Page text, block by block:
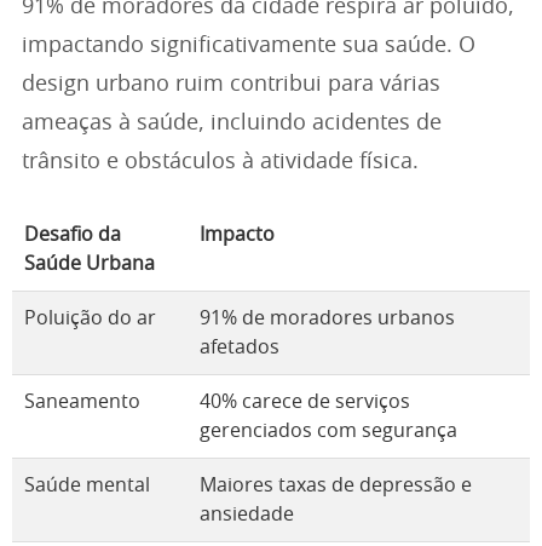
91% de moradores da cidade respira ar poluído,
impactando significativamente sua saúde. O
design urbano ruim contribui para várias
ameaças à saúde, incluindo acidentes de
trânsito e obstáculos à atividade física.
Desafio da
Saúde Urbana
Impacto
Poluição do ar
91% de moradores urbanos
afetados
Saneamento
40% carece de serviços
gerenciados com segurança
Saúde mental
Maiores taxas de depressão e
ansiedade